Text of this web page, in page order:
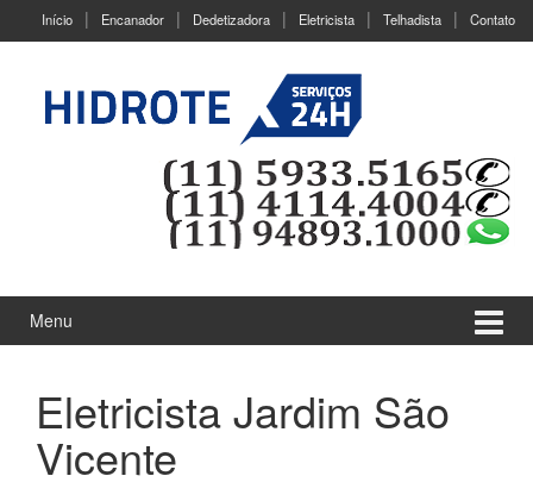
Início Encanador Dedetizadora Eletricista Telhadista Contato
Menu
Eletricista Jardim São
Vicente